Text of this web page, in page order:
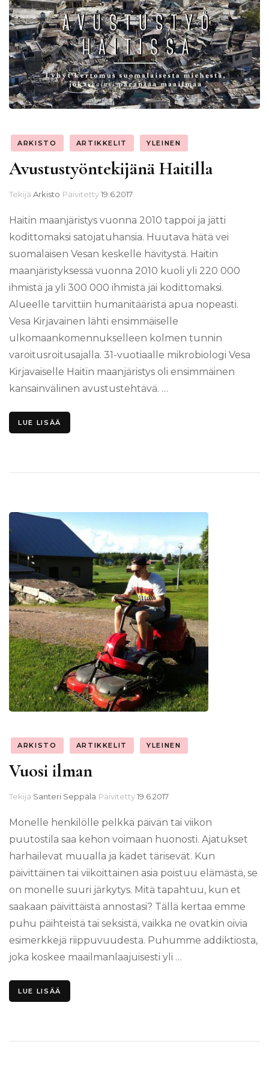
ARKISTO ARTIKKELIT YLEINEN
Avustustyöntekijänä Haitilla
Tekijä Arkisto Päivitetty19.6.2017
Haitin maanjäristys vuonna 2010 tappoi ja jätti
kodittomaksi satojatuhansia. Huutava hätä vei
suomalaisen Vesan keskelle hävitystä. Haitin
maanjäristyksessä vuonna 2010 kuoli yli 220 000
ihmistä ja yli 300 000 ihmistä jäi kodittomaksi.
Alueelle tarvittiin humanitääristä apua nopeasti.
Vesa Kirjavainen lähti ensimmäiselle
ulkomaankomennukselleen kolmen tunnin
varoitusroitusajalla. 31-vuotiaalle mikrobiologi Vesa
Kirjavaiselle Haitin maanjäristys oli ensimmäinen
kansainvälinen avustustehtävä. …
LUE LISÄÄ
ARKISTO ARTIKKELIT YLEINEN
Vuosi ilman
Tekijä Santeri Seppälä Päivitetty19.6.2017
Monelle henkilölle pelkkä päivän tai viikon
puutostila saa kehon voimaan huonosti. Ajatukset
harhailevat muualla ja kädet tärisevät. Kun
päivittäinen tai viikoittainen asia poistuu elämästä, se
on monelle suuri järkytys. Mitä tapahtuu, kun et
saakaan päivittäistä annostasi? Tällä kertaa emme
puhu päihteistä tai seksistä, vaikka ne ovatkin oivia
esimerkkejä riippuvuudesta. Puhumme addiktiosta,
joka koskee maailmanlaajuisesti yli …
LUE LISÄÄ